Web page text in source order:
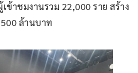
าชมงานรวม 22,000 ราย สร้าง
ล้านบาท